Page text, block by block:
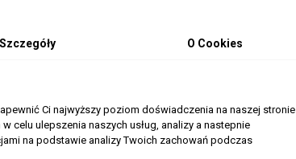
Szczegóły O Cookies
Ci najwyższy poziom doświadczenia na naszej stronie
celu ulepszenia naszych usług, analizy a nastepnie
na podstawie analizy Twoich zachowań podczas